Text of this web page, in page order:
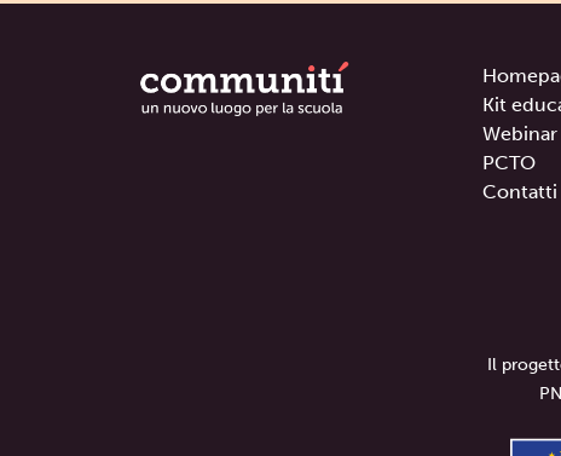
Kit
Webinar
PCTO
Contatti
Il